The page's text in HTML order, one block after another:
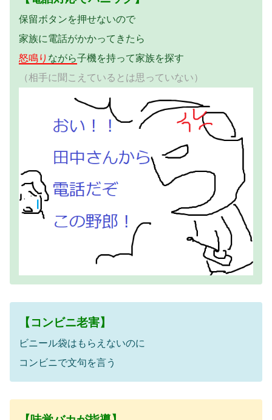
保留ボタンを押せないので
家族に電話がかかってきたら
怒鳴り ながら子機を持って家族を探す
（相手に聞こえているとは思っていない）
【コンビニ老害】
ビニール袋はもらえないのに
コンビニで文句を言う